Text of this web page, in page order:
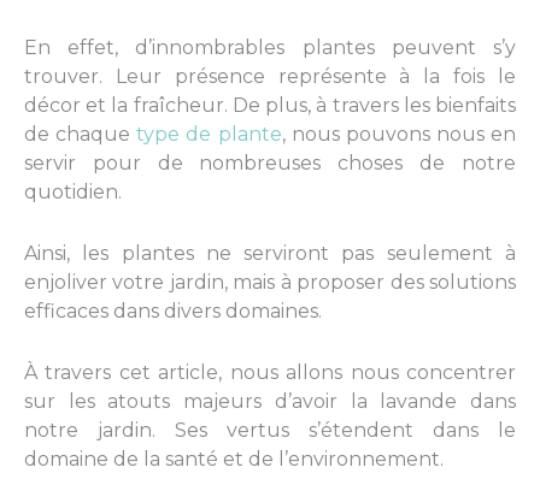
En effet, d’innombrables plantes peuvent s’y
trouver. Leur présence représente à la fois le
décor et la fraîcheur. De plus, à travers les bienfaits
de chaquetype de plante, nous pouvons nous en
servir pour de nombreuses choses de notre
quotidien.
Ainsi, les plantes ne serviront pas seulement à
enjoliver votre jardin, mais à proposer des solutions
efficaces dans divers domaines.
À travers cet article, nous allons nous concentrer
sur les atouts majeurs d’avoir la lavande dans
notre jardin. Ses vertus s’étendent dans le
domaine de la santé et de l’environnement.